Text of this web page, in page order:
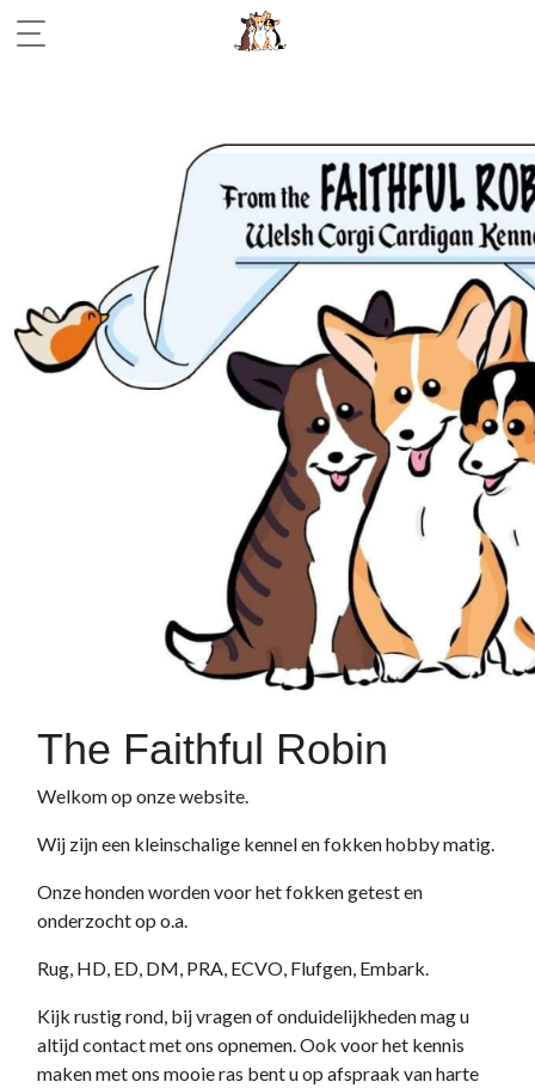
The Faithful Robin
Welkom op onze website.
Wij zijn een kleinschalige kennel en fokken hobby matig.
Onze honden worden voor het fokken getest en
onderzocht op o.a.
Rug, HD, ED, DM, PRA, ECVO, Flufgen, Embark.
Kijk rustig rond, bij vragen of onduidelijkheden mag u
altijd contact met ons opnemen. Ook voor het kennis
maken met ons mooie ras bent u op afspraak van harte